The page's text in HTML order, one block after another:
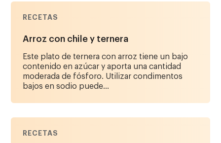
RECETAS
Arroz con chile y ternera
Este plato de ternera con arroz tiene un bajo
contenido en azúcar y aporta una cantidad
moderada de fósforo. Utilizar condimentos
bajos en sodio puede...
RECETAS